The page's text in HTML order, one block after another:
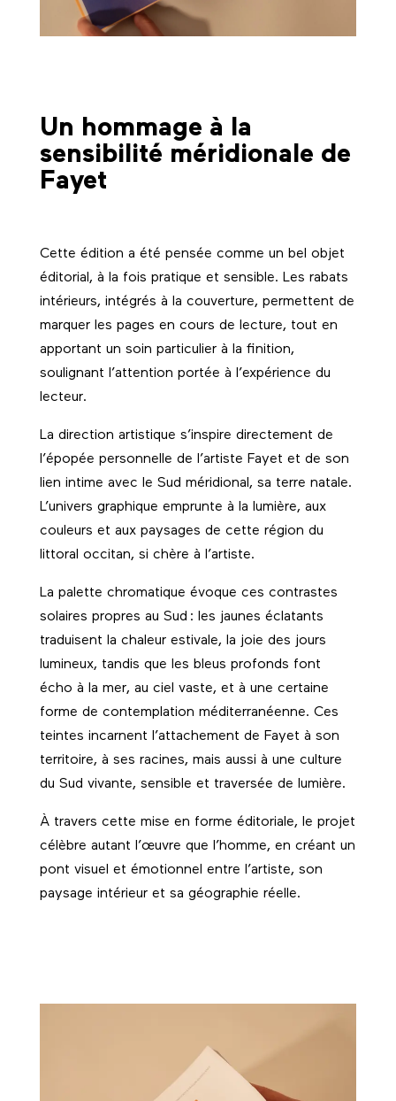
Un hommage à la
sensibilité méridionale de
Fayet
Cette édition a été pensée comme un bel objet
éditorial, à la fois pratique et sensible. Les rabats
intérieurs, intégrés à la couverture, permettent de
marquer les pages en cours de lecture, tout en
apportant un soin particulier à la finition,
soulignant l’attention portée à l’expérience du
lecteur.
La direction artistique s’inspire directement de
l’épopée personnelle de l’artiste Fayet et de son
lien intime avec le Sud méridional, sa terre natale.
L’univers graphique emprunte à la lumière, aux
couleurs et aux paysages de cette région du
littoral occitan, si chère à l’artiste.
La palette chromatique évoque ces contrastes
solaires propres au Sud : les jaunes éclatants
traduisent la chaleur estivale, la joie des jours
lumineux, tandis que les bleus profonds font
écho à la mer, au ciel vaste, et à une certaine
forme de contemplation méditerranéenne. Ces
teintes incarnent l’attachement de Fayet à son
territoire, à ses racines, mais aussi à une culture
du Sud vivante, sensible et traversée de lumière.
À travers cette mise en forme éditoriale, le projet
célèbre autant l’œuvre que l’homme, en créant un
pont visuel et émotionnel entre l’artiste, son
paysage intérieur et sa géographie réelle.